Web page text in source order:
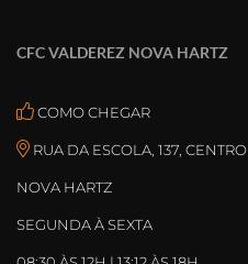
CFC VALDEREZ NOVA HARTZ
COMO CHEGAR
RUA DA ESCOLA, 137, CENTRO
NOVA HARTZ
SEGUNDA À SEXTA